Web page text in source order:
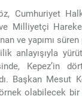
Cumhuriyet
Milliyetçi
ve yapımı
anlayışıyla
Kepez’in
Başkan Mesut
olabilecek bir